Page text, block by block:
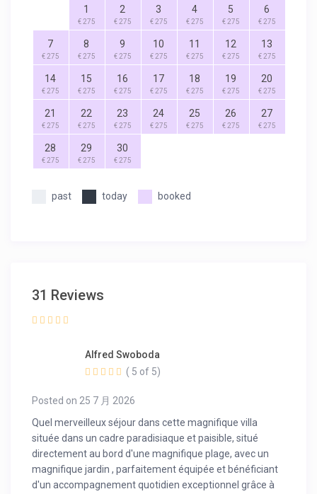
1
€ 275
2
€ 275
3
€ 275
4
€ 275
5
€ 275
6
€ 275
7
€ 275
8
€ 275
9
€ 275
10
€ 275
11
€ 275
12
€ 275
13
€ 275
14
€ 275
15
€ 275
16
€ 275
17
€ 275
18
€ 275
19
€ 275
20
€ 275
21
€ 275
22
€ 275
23
€ 275
24
€ 275
25
€ 275
26
€ 275
27
€ 275
28
€ 275
29
€ 275
30
€ 275
past today booked
31 Reviews
Alfred Swoboda
Posted on 25 7 月 2026
( 5 of 5)
Quel merveilleux séjour dans cette magnifique villa
située dans un cadre paradisiaque et paisible, situé
directement au bord d'une magnifique plage, avec un
magnifique jardin , parfaitement équipée et bénéficiant
d'un accompagnement quotidien exceptionnel grâce à